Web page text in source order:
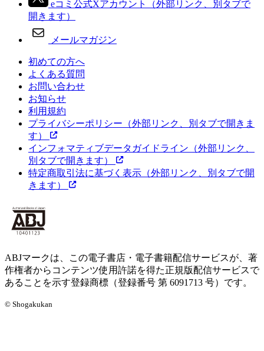
eコミ公式Xアカウント
（外部リンク、別タブで
開きます）
メールマガジン
初めての方へ
よくある質問
お問い合わせ
お知らせ
利用規約
プライバシーポリシー （外部リンク、別タブで開きま
す）
インフォマティブデータガイドライン （外部リンク、
別タブで開きます）
特定商取引法に基づく表示 （外部リンク、別タブで開
きます）
ABJマークは、この電子書店・電子書籍配信サービスが、著
作権者からコンテンツ使用許諾を得た正規版配信サービスで
あることを示す登録商標（登録番号 第 6091713 号）です。
© Shogakukan